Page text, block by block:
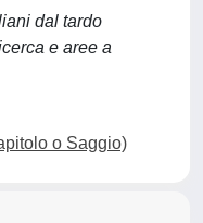
dal tardo
e aree a
o Saggio)